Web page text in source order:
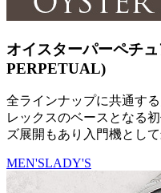
オイスターパーペチ
PERPETUAL)
全ラインナップに共通す
レックスのベースとなる
ズ展開もあり入門機として
MEN'SLADY'S